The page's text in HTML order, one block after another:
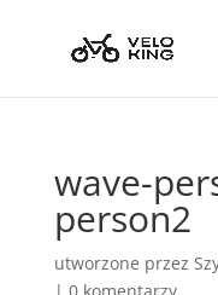
wave-
person2
utworzone przez